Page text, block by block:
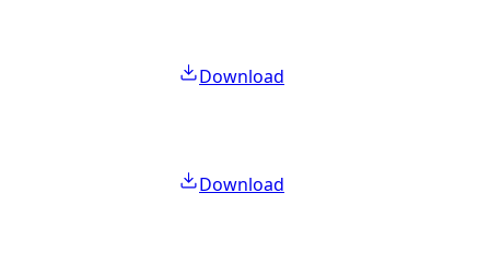
Download
Download